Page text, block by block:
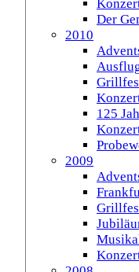
Der
2010
125
2009